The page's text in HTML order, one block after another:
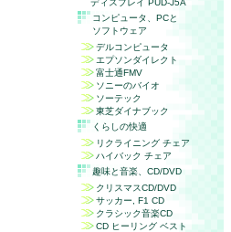
ディスプレイ PUD-J5A
コンピュータ、 PCと
ソフトウェア
デルコンピュータ
エプソンダイレクト
富士通FMV
ソニーのバイオ
ソーテック
東芝ダイナブック
くらしの快適
リクライニング チェア
ハイバック チェア
趣味と音楽、 CD/DVD
クリスマスCD/DVD
サッカー, F1 CD
クラシック音楽CD
CD ヒーリング ベスト